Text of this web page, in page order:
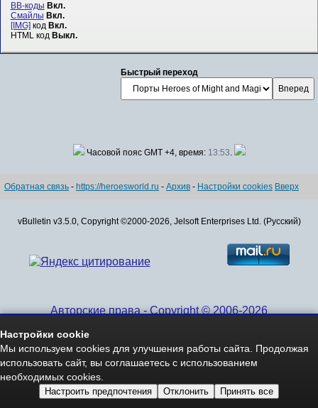
BB-коды Вкл.
Смайлы Вкл.
[IMG] код Вкл.
HTML код Выкл.
Быстрый переход
Часовой пояс GMT +4, время: 13:53
Обратная связь - https://heroesworld.ru - Архив - Настройки cookies Вверх
vBulletin v3.5.0, Copyright ©2000-2026, Jelsoft Enterprises Ltd. (Русский)
Авторские права - Copyright © 2006-2026
Настройки cookie
Мы используем cookies для улучшения работы сайта. Продолжая
использовать сайт, вы соглашаетесь с использованием
необходимых cookies.
Настроить предпочтения Отклонить Принять все